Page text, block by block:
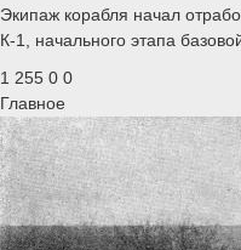
Экипаж корабля начал
К-1, начального этапа
1 255 0 0
Главное